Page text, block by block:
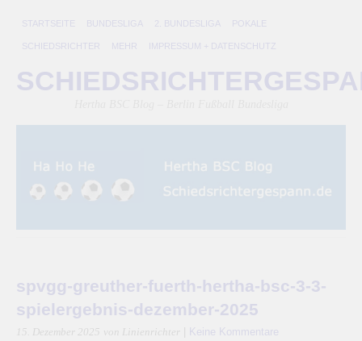
STARTSEITE BUNDESLIGA 2. BUNDESLIGA POKALE
SCHIEDSRICHTER MEHR IMPRESSUM + DATENSCHUTZ
spvgg-greuther-fuerth-hertha-bsc-3-3-
spielergebnis-dezember-2025
15. Dezember 2025 von Linienrichter Keine Kommentare